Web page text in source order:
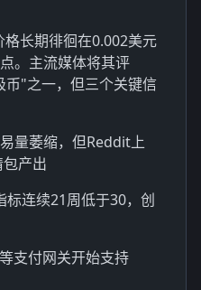
长期徘徊在0.002美元
。主流媒体将其评
"之一，但三个关键信
量萎缩，但Reddit上
产出
标连续21周低于30，创
支付网关开始支持